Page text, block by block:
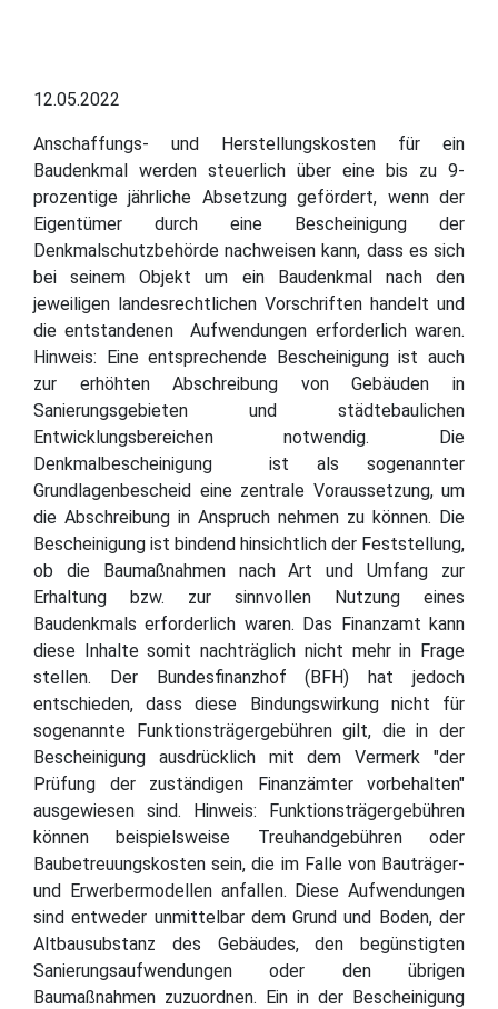
12.05.2022
Anschaffungs- und Herstellungskosten für ein
Baudenkmal werden steuerlich über eine bis zu 9-
prozentige jährliche Absetzung gefördert, wenn der
Eigentümer durch eine Bescheinigung der
Denkmalschutzbehörde nachweisen kann, dass es sich
bei seinem Objekt um ein Baudenkmal nach den
jeweiligen landesrechtlichen Vorschriften handelt und
die entstandenen Aufwendungen erforderlich waren.
Hinweis: Eine entsprechende Bescheinigung ist auch
zur erhöhten Abschreibung von Gebäuden in
Sanierungsgebieten und städtebaulichen
Entwicklungsbereichen notwendig. Die
Denkmalbescheinigung ist als sogenannter
Grundlagenbescheid eine zentrale Voraussetzung, um
die Abschreibung in Anspruch nehmen zu können. Die
Bescheinigung ist bindend hinsichtlich der Feststellung,
ob die Baumaßnahmen nach Art und Umfang zur
Erhaltung bzw. zur sinnvollen Nutzung eines
Baudenkmals erforderlich waren. Das Finanzamt kann
diese Inhalte somit nachträglich nicht mehr in Frage
stellen. Der Bundesfinanzhof (BFH) hat jedoch
entschieden, dass diese Bindungswirkung nicht für
sogenannte Funktionsträgergebühren gilt, die in der
Bescheinigung ausdrücklich mit dem Vermerk "der
Prüfung der zuständigen Finanzämter vorbehalten"
ausgewiesen sind. Hinweis: Funktionsträgergebühren
können beispielsweise Treuhandgebühren oder
Baubetreuungskosten sein, die im Falle von Bauträger-
und Erwerbermodellen anfallen. Diese Aufwendungen
sind entweder unmittelbar dem Grund und Boden, der
Altbausubstanz des Gebäudes, den begünstigten
Sanierungsaufwendungen oder den übrigen
Baumaßnahmen zuzuordnen. Ein in der Bescheinigung